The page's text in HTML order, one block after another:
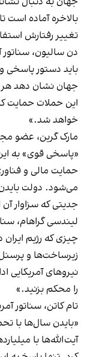
بالاخره آماده است
تغییر رفتارش
دن سالیون،
باید دستور پاسخی
جهان نشان دهد هر
این حملات حمایت
خواهد شد.»
مارک گرین، عضو
«پاسخی قوی» به
حمایت مالی و
می‌شود. دولت بایدن
جدیتی که سزاوار
لیندسی گراهام،
چیزی که رژیم ایران
زیرساخت‌ها و
نیروهای آمریکایی
را محکم بزنید.»
تام کاتن، سناتور
«بایدن سال‌ها با
آیت‌الله‌ها با